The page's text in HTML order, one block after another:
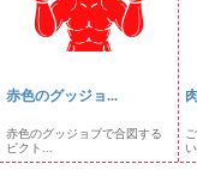
赤色のグッジョ...
赤色のグッジョブで合図する
ピクト...